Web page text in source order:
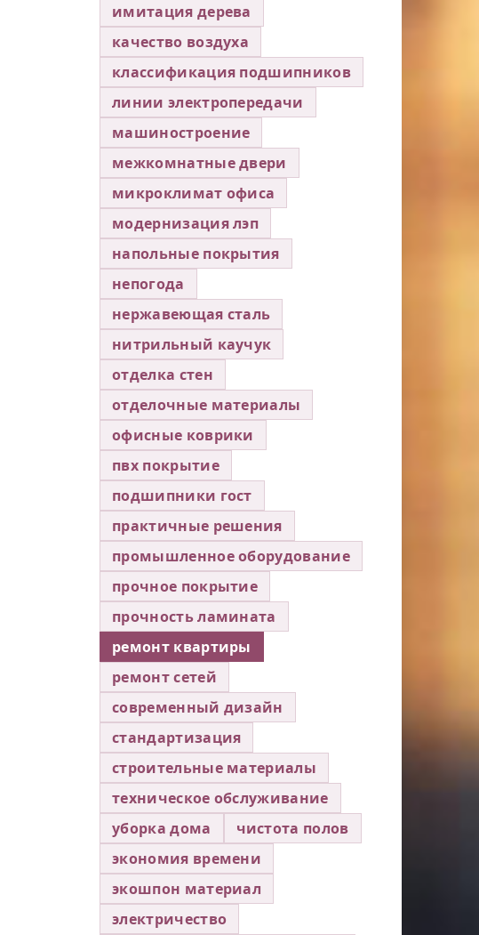
имитация дерева
качество воздуха
классификация подшипников
линии электропередачи
машиностроение
межкомнатные двери
микроклимат офиса
модернизация лэп
напольные покрытия
непогода
нержавеющая сталь
нитрильный каучук
отделка стен
отделочные материалы
офисные коврики
пвх покрытие
подшипники гост
практичные решения
промышленное оборудование
прочное покрытие
прочность ламината
ремонт квартиры
ремонт сетей
современный дизайн
стандартизация
строительные материалы
техническое обслуживание
уборка дома
чистота полов
экономия времени
экошпон материал
электричество